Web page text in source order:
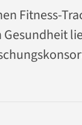
Fitness-